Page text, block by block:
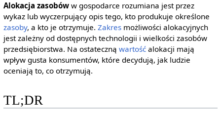
Alokacja zasobóww gospodarce rozumiana jest przez
wykaz lub wyczerpujący opis tego, kto produkuje określone
zasoby, a kto je otrzymuje. Zakresmożliwości alokacyjnych
jest zależny od dostępnych technologii i wielkości zasobów
przedsiębiorstwa. Na ostateczną wartośćalokacji mają
wpływ gusta konsumentów, które decydują, jak ludzie
oceniają to, co otrzymują.
TL;DR